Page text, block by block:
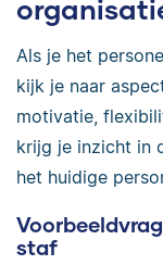
Als je het
kijk je naar
motivatie,
krijg je inzicht in
het huidige
staf